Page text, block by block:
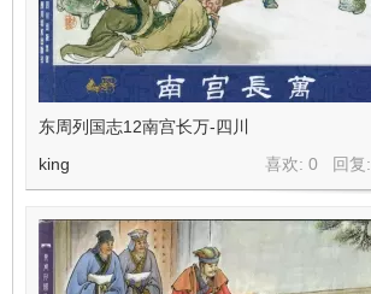
东周列国志12南宫长万-四川
喜欢: 0 回复:
king